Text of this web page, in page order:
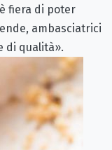
fiera di poter
ambasciatrici
di qualità».